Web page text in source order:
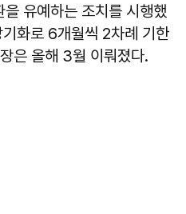
유예하는 조치를 시행했
화로 6개월씩 2차례 기한
은 올해 3월 이뤄졌다.